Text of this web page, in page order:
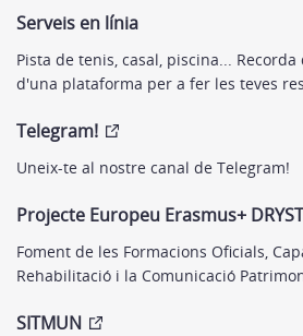
Serveis en línia
Pista de tenis, casal, piscina...
d'una plataforma per a fer les teves
Telegram!
Uneix-te al nostre canal de Telegram!
Projecte Europeu Erasmus+
Foment de les Formacions Oficials,
Rehabilitació i la Comunicació
SITMUN